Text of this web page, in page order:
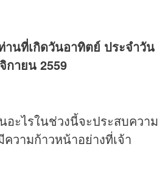
านที่เกิดวันอาทิตย์ ประจำวัน
ายน 2559
อะไรในช่วงนี้จะประสบความ
ความก้าวหน้าอย่างที่เจ้า